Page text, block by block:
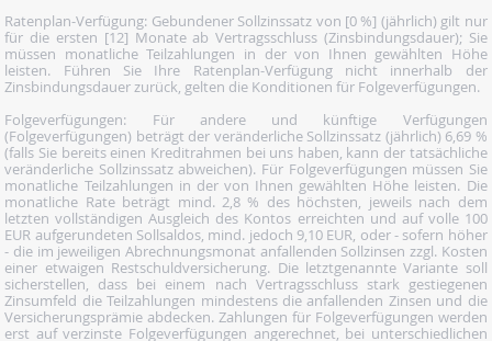
Ratenplan-Verfügung: Gebundener Sollzinssatz von [0 %] (jährlich) gilt nur
für die ersten [12] Monate ab Vertragsschluss (Zinsbindungsdauer); Sie
müssen monatliche Teilzahlungen in der von Ihnen gewählten Höhe
leisten. Führen Sie Ihre Ratenplan-Verfügung nicht innerhalb der
Zinsbindungsdauer zurück, gelten die Konditionen für Folgeverfügungen.
Folgeverfügungen: Für andere und künftige Verfügungen
(Folgeverfügungen) beträgt der veränderliche Sollzinssatz (jährlich) 6,69 %
(falls Sie bereits einen Kreditrahmen bei uns haben, kann der tatsächliche
veränderliche Sollzinssatz abweichen). Für Folgeverfügungen müssen Sie
monatliche Teilzahlungen in der von Ihnen gewählten Höhe leisten. Die
monatliche Rate beträgt mind. 2,8 % des höchsten, jeweils nach dem
letzten vollständigen Ausgleich des Kontos erreichten und auf volle 100
EUR aufgerundeten Sollsaldos, mind. jedoch 9,10 EUR, oder - sofern höher
- die im jeweiligen Abrechnungsmonat anfallenden Sollzinsen zzgl. Kosten
einer etwaigen Restschuldversicherung. Die letztgenannte Variante soll
sicherstellen, dass bei einem nach Vertragsschluss stark gestiegenen
Zinsumfeld die Teilzahlungen mindestens die anfallenden Zinsen und die
Versicherungsprämie abdecken. Zahlungen für Folgeverfügungen werden
erst auf verzinste Folgeverfügungen angerechnet, bei unterschiedlichen